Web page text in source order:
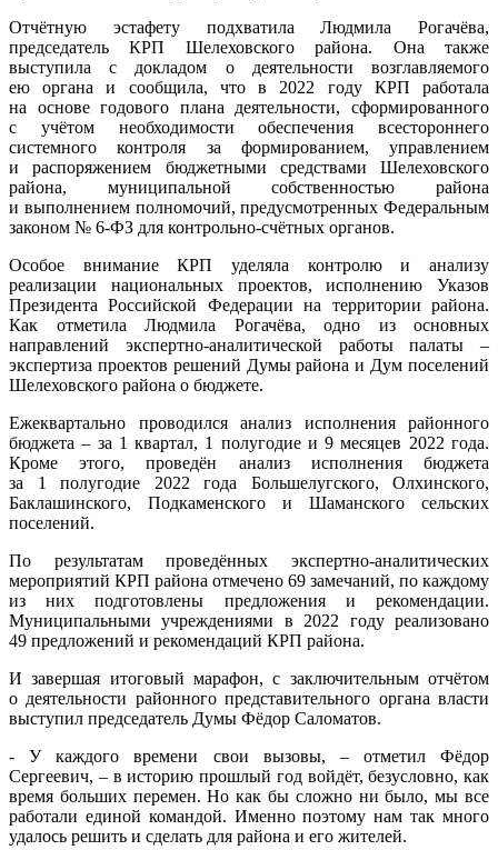
Отчётную эстафету подхватила Людмила Рогачёва,
председатель КРП Шелеховского района. Она также
выступила с докладом о деятельности возглавляемого
ею органа и сообщила, что в 2022 году КРП работала
на основе годового плана деятельности, сформированного
с учётом необходимости обеспечения всестороннего
системного контроля за формированием, управлением
и распоряжением бюджетными средствами Шелеховского
района, муниципальной собственностью района
и выполнением полномочий, предусмотренных Федеральным
законом № 6-ФЗ для контрольно-счётных органов.
Особое внимание КРП уделяла контролю и анализу
реализации национальных проектов, исполнению Указов
Президента Российской Федерации на территории района.
Как отметила Людмила Рогачёва, одно из основных
направлений экспертно-аналитической работы палаты –
экспертиза проектов решений Думы района и Дум поселений
Шелеховского района о бюджете.
Ежеквартально проводился анализ исполнения районного
бюджета – за 1 квартал, 1 полугодие и 9 месяцев 2022 года.
Кроме этого, проведён анализ исполнения бюджета
за 1 полугодие 2022 года Большелугского, Олхинского,
Баклашинского, Подкаменского и Шаманского сельских
поселений.
По результатам проведённых экспертно-аналитических
мероприятий КРП района отмечено 69 замечаний, по каждому
из них подготовлены предложения и рекомендации.
Муниципальными учреждениями в 2022 году реализовано
49 предложений и рекомендаций КРП района.
И завершая итоговый марафон, с заключительным отчётом
о деятельности районного представительного органа власти
выступил председатель Думы Фёдор Саломатов.
- У каждого времени свои вызовы, – отметил Фёдор
Сергеевич, – в историю прошлый год войдёт, безусловно, как
время больших перемен. Но как бы сложно ни было, мы все
работали единой командой. Именно поэтому нам так много
удалось решить и сделать для района и его жителей.